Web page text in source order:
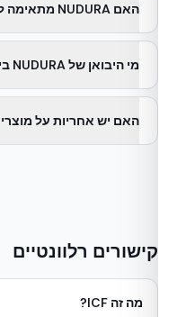
האם NUDURA מתאימה לבנייה רב-קומתית?
מי היבואן של NUDURA בישראל?
האם יש אחריות על מוצרי NUDURA?
קישורים רלוונטיים
מה זה ICF?